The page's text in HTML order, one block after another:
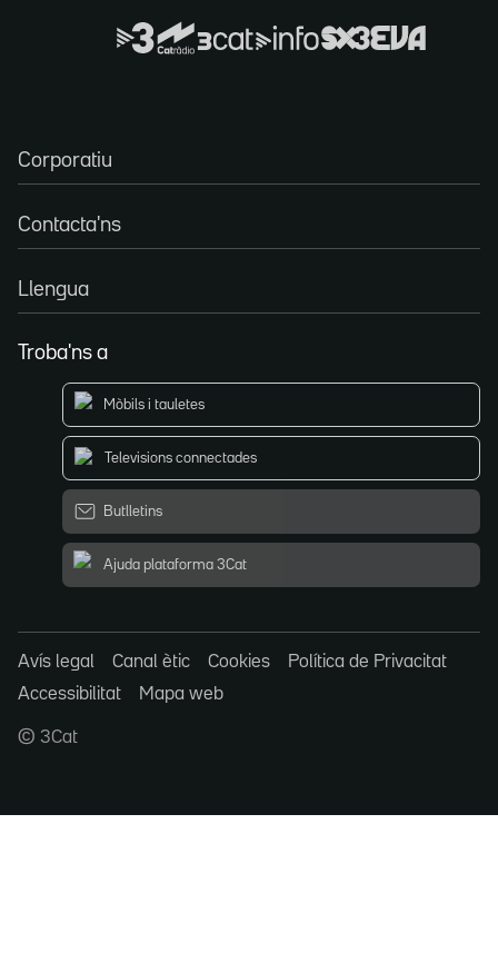
Corporatiu
Contacta'ns
Llengua
Troba'ns a
Mòbils i tauletes
Televisions connectades
Butlletins
Ajuda plataforma 3Cat
Avís legal Canal ètic Cookies
Política de Privacitat
Accessibilitat
Mapa web
© 3Cat